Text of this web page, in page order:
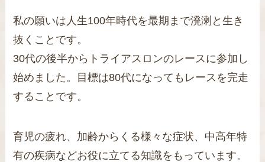
私の願いは人生100年時代を最期まで溌溂と生き
抜くことです。
30代の後半からトライアスロンのレースに参加し
始めました。目標は80代になってもレースを完走
することです。
育児の疲れ、加齢からくる様々な症状、中高年特
有の疾病などお役に立てる知識をもっています。